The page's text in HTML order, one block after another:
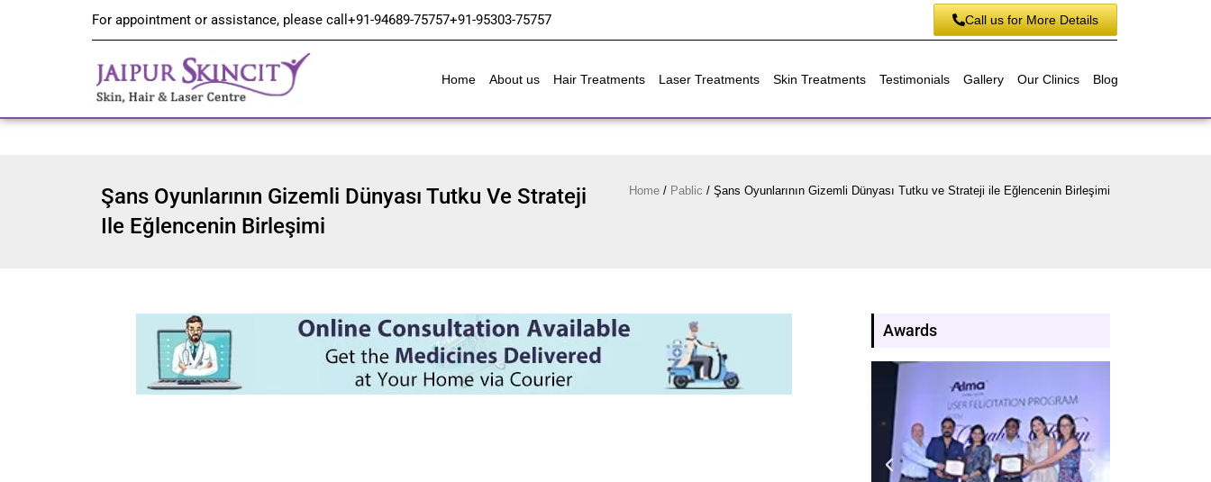
For appointment or assistance, please call +91-94689-75757+91-95303-75757 Call us for More Details
Home About us Hair Treatments Laser Treatments Skin Treatments Testimonials Gallery Our Clinics Blog
Şans Oyunlarının Gizemli Dünyası Tutku Ve Strateji
Ile Eğlencenin Birleşimi
Home / Pablic / Şans Oyunlarının Gizemli Dünyası Tutku ve Strateji ile Eğlencenin Birleşimi
Awards